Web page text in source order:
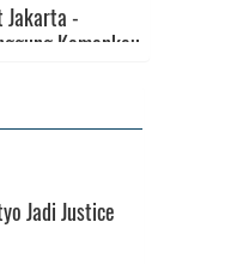
Jakarta -
Kemenkeu
||
||
Jadi Justice